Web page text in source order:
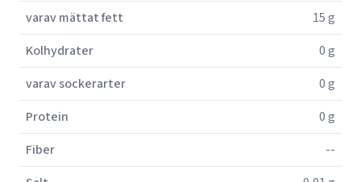
varav mättat fett
15 g
Kolhydrater
0 g
varav sockerarter
0 g
Protein
0 g
Fiber
--